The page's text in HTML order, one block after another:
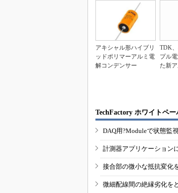
アキシャル形ハイブリ
ッドポリマーアルミ電
解コンデンサー
TDK
プル
た新ア
TechFactory ホワイトペ
DAQ用?Moduleで状態監
計測器アプリケーション
接合部の微小な抵抗変化
微細配線間の絶縁劣化を